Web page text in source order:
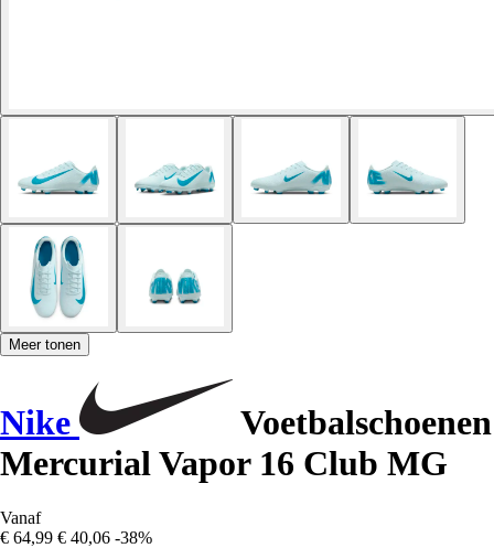
Meer tonen
Nike
Voetbalschoenen
Mercurial Vapor 16 Club MG
Vanaf
€ 64,99 € 40,06 -38%